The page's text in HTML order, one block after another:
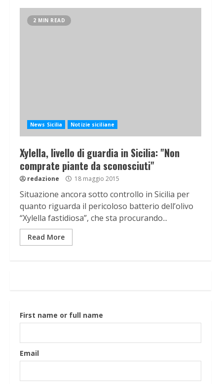
2 MIN READ
News Sicilia Notizie siciliane
Xylella, livello di guardia in Sicilia: "Non
comprate piante da sconosciuti"
redazione 18 maggio 2015
Situazione ancora sotto controllo in Sicilia per
quanto riguarda il pericoloso batterio dell’olivo
“Xylella fastidiosa”, che sta procurando...
Read More
First name or full name
Email